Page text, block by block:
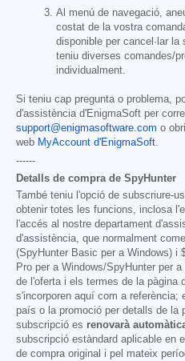
Al menú de navegació,
costat de la vostra
disponible per cancel·lar
teniu diverses comandes/
individualment.
Si teniu cap pregunta o problema,
d'assistència d'EnigmaSoft per
support@enigmasoftware.com o
web MyAccount d'EnigmaSoft
------
Detalls de compra de SpyHunter
També teniu l'opció de subscriure-
obtenir totes les funcions, inclosa
l'accés al nostre departament
d'assistència, que normalment
(SpyHunter Basic per a Windows) i
Pro per a Windows/SpyHunter per
de l'oferta i els termes de la pàgina
s'incorporen aquí com a referència;
país o la promoció per detalls de la
subscripció es renovarà
subscripció estàndard aplicable en
de compra original i pel mateix